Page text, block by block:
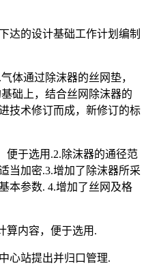
达的设计基础工作计划编制
体通过除沫器的丝网垫，
础上，结合丝网除沫器的
技术修订而成，新修订的标
便于选用.2.除沫器的通径范
当加密.3.增加了除沫器所采
本参数. 4.增加了丝网及格
算内容，便于选用.
心站提出并归口管理.